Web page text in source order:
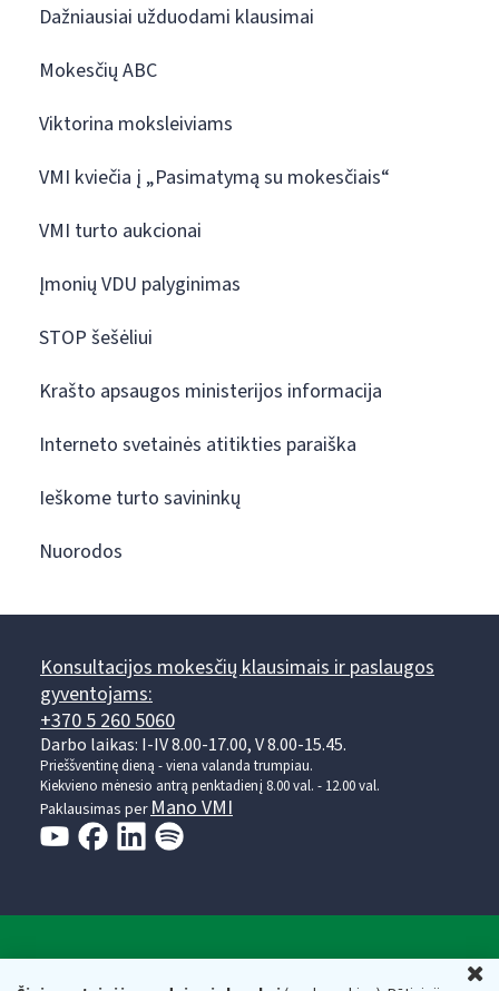
Dažniausiai užduodami klausimai
Mokesčių ABC
Viktorina moksleiviams
VMI kviečia į „Pasimatymą su mokesčiais“
VMI turto aukcionai
Įmonių VDU palyginimas
STOP šešėliui
Krašto apsaugos ministerijos informacija
Interneto svetainės atitikties paraiška
Ieškome turto savininkų
Nuorodos
Konsultacijos mokesčių klausimais ir paslaugos
gyventojams:
+370 5 260 5060
Darbo laikas: I-IV 8.00-17.00, V 8.00-15.45.
Prieššventinę dieną - viena valanda trumpiau.
Kiekvieno mėnesio antrą penktadienį 8.00 val. - 12.00 val.
Paklausimas perMano VMI
Valstybinė mokesčių inspekcija prie Lietuvos